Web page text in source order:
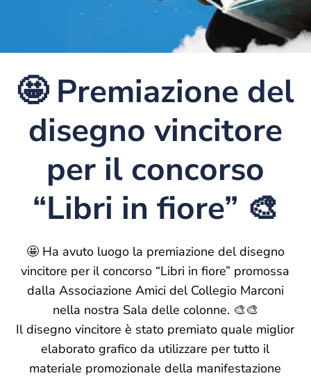
🤩 Premiazione del
disegno vincitore
per il concorso
“Libri in fiore” 🎨
🤩 Ha avuto luogo la premiazione del disegno
vincitore per il concorso “Libri in fiore” promossa
dalla Associazione Amici del Collegio Marconi
nella nostra Sala delle colonne. 🎨🎨
Il disegno vincitore è stato premiato quale miglior
elaborato grafico da utilizzare per tutto il
materiale promozionale della manifestazione